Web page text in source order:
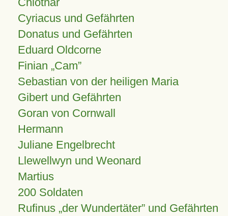
Cyriacus und Gefährten
Donatus und Gefährten
Eduard Oldcorne
Finian Cam
Sebastian von der heiligen Maria
Gibert und Gefährten
Goran von Cornwall
Hermann
Juliane Engelbrecht
Llewellwyn und Weonard
Martius
200 Soldaten
Rufinus „der Wundertäter” und Gefährten